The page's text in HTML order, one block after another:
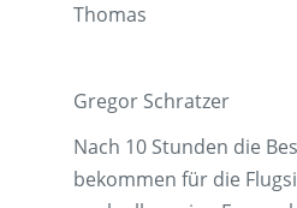
Thomas
Gregor Schratzer
Nach 10 Stunden die
bekommen für die